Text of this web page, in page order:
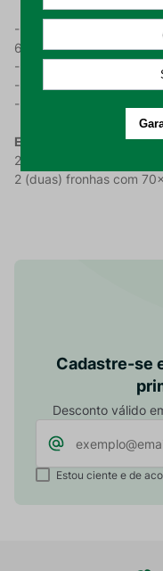
- Lavar em processo
60°C;
- Não alvejar nem limpar
- Não secar em tambor;
- Passar em temperatura
Embalagem composta
240x250cm, 1 (um)
2 (duas) fronhas com
Cadastre-se
Desconto válido
Estou ciente e de